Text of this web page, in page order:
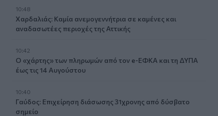
10:48
Χαρδαλιάς: Καμία ανεμογεννήτρια σε καμένες και
αναδασωτέες περιοχές της Αττικής
10:42
Ο «χάρτης» των πληρωμών από τον e-ΕΦΚΑ και τη ΔΥΠΑ
έως τις 14 Αυγούστου
10:40
Γαύδος: Επιχείρηση διάσωσης 31χρονης από δύσβατο
σημείο